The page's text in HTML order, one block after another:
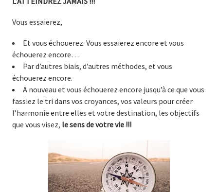
Vous essaierez,
Et vous échouerez. Vous essaierez encore et vous
échouerez encore…
Par d’autres biais, d’autres méthodes, et vous
échouerez encore.
A nouveau et vous échouerez encore jusqu’à ce que vous
fassiez le tri dans vos croyances, vos valeurs pour créer
l’harmonie entre elles et votre destination, les objectifs
que vous visez, le sens de votre vie !!!